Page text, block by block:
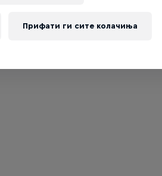
Прифати ги сите колачиња